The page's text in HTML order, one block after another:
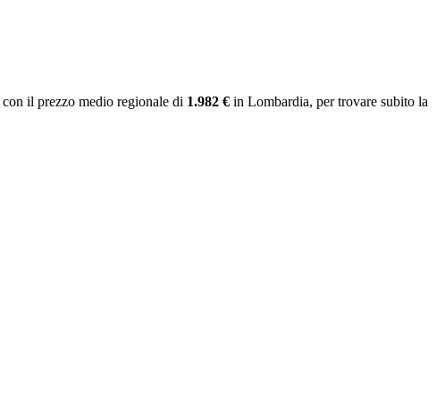
con il prezzo medio regionale di 1.982 € in Lombardia, per trovare subito la